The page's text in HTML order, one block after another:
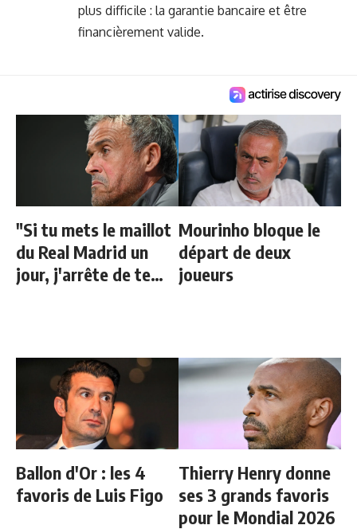
plus difficile : la garantie bancaire et être
financièrement valide.
"Si tu mets le maillot
du Real Madrid un
jour, j'arrête de te
Mourinho bloque le
départ de deux
joueurs
Ballon d'Or : les 4
favoris de Luis Figo
Thierry Henry donne
ses 3 grands favoris
pour le Mondial 2026